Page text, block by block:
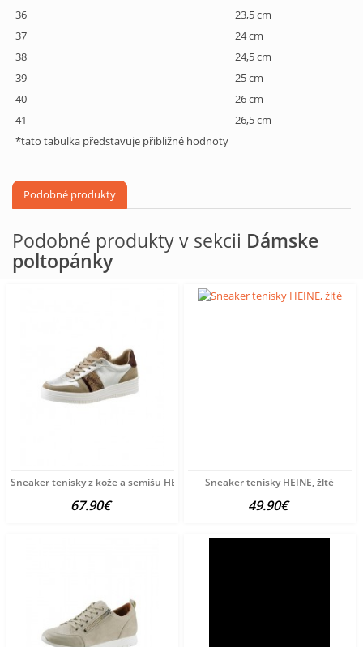
36
23,5 cm
37
24 cm
38
24,5 cm
39
25 cm
40
26 cm
41
26,5 cm
*tato tabulka představuje přibližné hodnoty
Podobné produkty
Podobné produkty v sekcii Dámske
poltopánky
Sneaker tenisky z kože a semišu HEINE, viacfarebné
67.90€
Sneaker tenisky HEINE, žlté
49.90€